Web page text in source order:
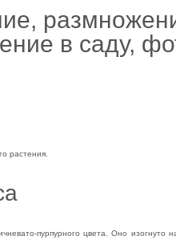
в саду,
растения.
пурпурного цвета. Оно изогнуто